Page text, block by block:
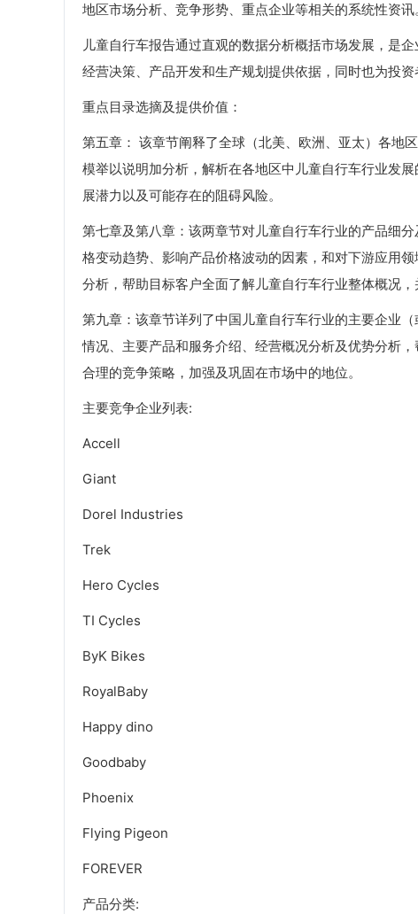
地区市场分析、竞争形势、重点企业等相关的系统性资讯
儿童自行车报告通过直观的数据分析概括市场发展，是
经营决策、产品开发和生产规划提供依据，同时也为投资
重点目录选摘及提供价值：
第五章： 该章节阐释了全球（北美、欧洲、亚太）各地
模举以说明加分析，解析在各地区中儿童自行车行业发
展潜力以及可能存在的阻碍风险。
第七章及第八章：该两章节对儿童自行车行业的产品细
格变动趋势、影响产品价格波动的因素，和对下游应用
分析，帮助目标客户全面了解儿童自行车行业整体概况
第九章：该章节详列了中国儿童自行车行业的主要企业
情况、主要产品和服务介绍、经营概况分析及优势分析
合理的竞争策略，加强及巩固在市场中的地位。
主要竞争企业列表:
Accell
Giant
Dorel Industries
Trek
Hero Cycles
TI Cycles
ByK Bikes
RoyalBaby
Happy dino
Goodbaby
Phoenix
Flying Pigeon
FOREVER
产品分类: